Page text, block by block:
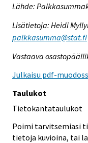
Lähde:
Lisätietoja: Heidi
palkkasumma@stat.fi
Vastaava
Julkaisu pdf-
Taulukot
Tietokantataulukot
Poimi tarvitsemiasi
tietoja kuvioina, tai